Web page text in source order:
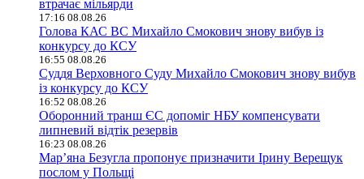
втрачає мільярди
17:16 08.08.26
Голова КАС ВС Михайло Смокович знову вибув із
конкурсу до КСУ
16:55 08.08.26
Суддя Верховного Суду Михайло Смокович знову вибув
із конкурсу до КСУ
16:52 08.08.26
Оборонний транш ЄС допоміг НБУ компенсувати
липневий відтік резервів
16:23 08.08.26
Мар’яна Безугла пропонує призначити Ірину Верещук
послом у Польщі